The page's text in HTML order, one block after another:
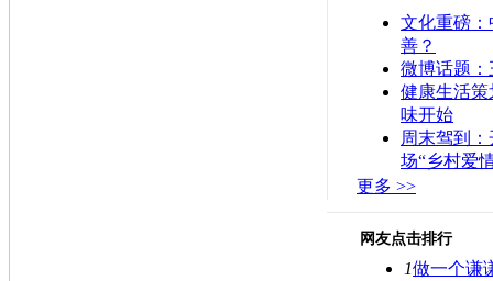
文化重磅：
善？
微博话题：
健康生活策
味开始
周末驾到：
场“乡村爱
更多 >>
网友点击排行
1做一个谦